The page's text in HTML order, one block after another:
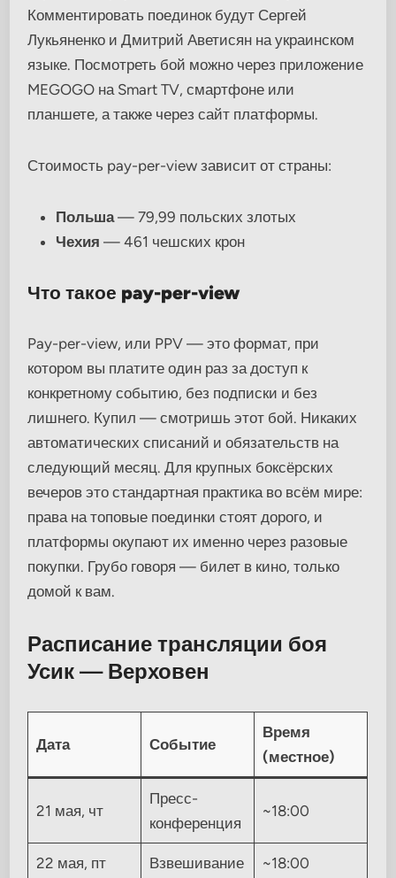
Комментировать поединок будут Сергей
Лукьяненко и Дмитрий Аветисян на украинском
языке. Посмотреть бой можно через приложение
MEGOGO на Smart TV, смартфоне или
планшете, а также через сайт платформы.
Стоимость pay-per-view зависит от страны:
Польша— 79,99 польских злотых
Чехия — 461 чешских крон
Что такое pay-per-view
Pay-per-view, или PPV — это формат, при
котором вы платите один раз за доступ к
конкретному событию, без подписки и без
лишнего. Купил — смотришь этот бой. Никаких
автоматических списаний и обязательств на
следующий месяц. Для крупных боксёрских
вечеров это стандартная практика во всём мире:
права на топовые поединки стоят дорого, и
платформы окупают их именно через разовые
покупки. Грубо говоря — билет в кино, только
домой к вам.
Расписание трансляции боя
Усик — Верховен
Дата Событие
Время
(местное)
21 мая, чт
Пресс-
конференция
~18:00
22 мая, пт Взвешивание ~18:00